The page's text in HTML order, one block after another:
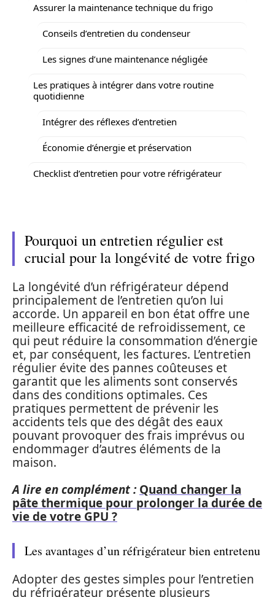
Assurer la maintenance technique du frigo
Conseils d’entretien du condenseur
Les signes d’une maintenance négligée
Les pratiques à intégrer dans votre routine
quotidienne
Intégrer des réflexes d’entretien
Économie d’énergie et préservation
Checklist d’entretien pour votre réfrigérateur
Pourquoi un entretien régulier est
crucial pour la longévité de votre frigo
La longévité d’un réfrigérateur dépend
principalement de l’entretien qu’on lui
accorde. Un appareil en bon état offre une
meilleure efficacité de refroidissement, ce
qui peut réduire la consommation d’énergie
et, par conséquent, les factures. L’entretien
régulier évite des pannes coûteuses et
garantit que les aliments sont conservés
dans des conditions optimales. Ces
pratiques permettent de prévenir les
accidents tels que des dégât des eaux
pouvant provoquer des frais imprévus ou
endommager d’autres éléments de la
maison.
A lire en complément : Quand changer la
pâte thermique pour prolonger la durée de
vie de votre GPU ?
Les avantages d’un réfrigérateur bien entretenu
Adopter des gestes simples pour l’entretien
du réfrigérateur présente plusieurs